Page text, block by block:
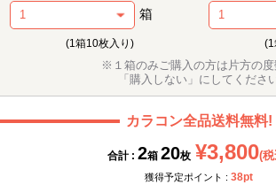
箱
(1箱10枚入り) (1
※１箱のみご購入の方は片方の度
「購入しない」にしてくださ
カラコン全品送料無料!
合計 : 2箱 20枚 ¥3,800(税
獲得予定ポイント : 38pt